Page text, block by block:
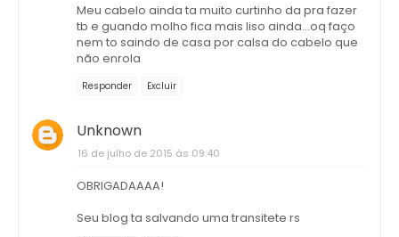
Meu cabelo ainda ta muito curtinho da pra fazer
tb e guando molho fica mais liso ainda...oq faço
nem to saindo de casa por calsa do cabelo que
não enrola
Responder Excluir
Unknown
16 de julho de 2015 às 09:40
OBRIGADAAAA!
Seu blog ta salvando uma transitete rs